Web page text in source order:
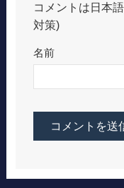
コメントは日本
対策)
名前